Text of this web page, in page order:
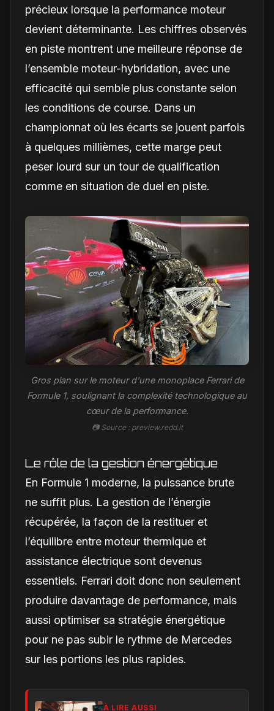
précieux lorsque la performance moteur
devient déterminante. Les chiffres observés
en piste montrent une meilleure réponse de
l’ensemble moteur-hybridation, avec une
efficacité qui semble plus constante selon
les conditions de course. Dans un
championnat où les écarts se jouent parfois
à quelques millièmes, cette marge peut
peser lourd sur un tour de qualification
comme en situation de duel en piste.
Gros plan sur le moteur d'une monoplace Ferrari de
Formule 1, soulignant la complexité technologique au
cœur de la performance.
📷 Source : preview.redd.it
Le rôle de la gestion énergétique
En Formule 1 moderne, la puissance brute
ne suffit plus. La gestion de l’énergie
récupérée, la façon de la restituer et
l’équilibre entre moteur thermique et
assistance électrique sont devenus
essentiels. Ferrari doit donc non seulement
produire davantage de performance, mais
aussi optimiser sa stratégie énergétique
pour ne pas subir le rythme de Mercedes
sur les portions les plus rapides.
À LIRE AUSSI